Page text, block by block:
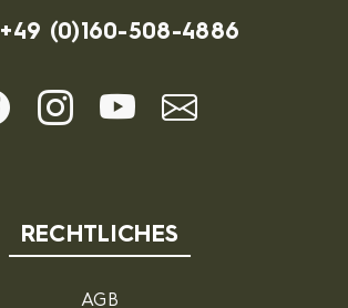
+49 (0)160-508-4886
RECHTLICHES
AGB